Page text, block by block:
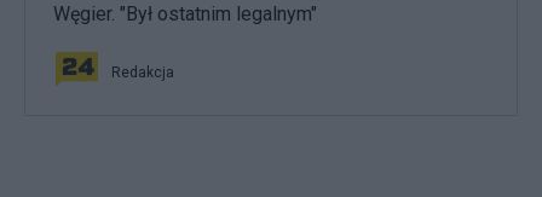
Węgier. "Był ostatnim legalnym"
Redakcja